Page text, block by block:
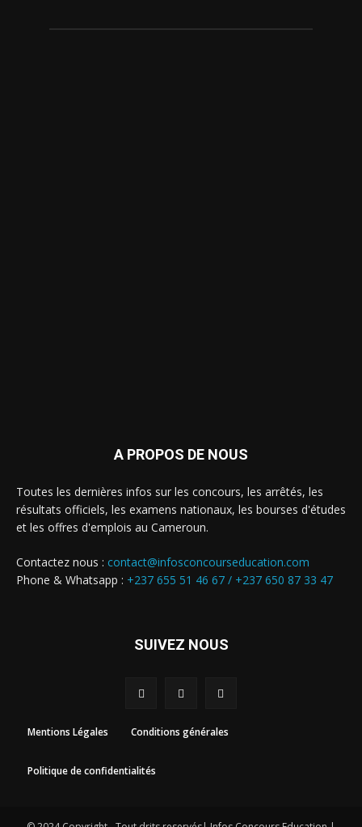
A PROPOS DE NOUS
Toutes les dernières infos sur les concours, les arrêtés, les
résultats officiels, les examens nationaux, les bourses d'études
et les offres d'emplois au Cameroun.
Contactez nous : contact@infosconcourseducation.com
Phone & Whatsapp : +237 655 51 46 67 / +237 650 87 33 47
SUIVEZ NOUS
Mentions Légales Conditions générales
Politique de confidentialités